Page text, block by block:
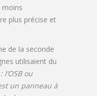
moins
plus précise et
de la seconde
utilisaient du
l’OSB ou
un panneau à